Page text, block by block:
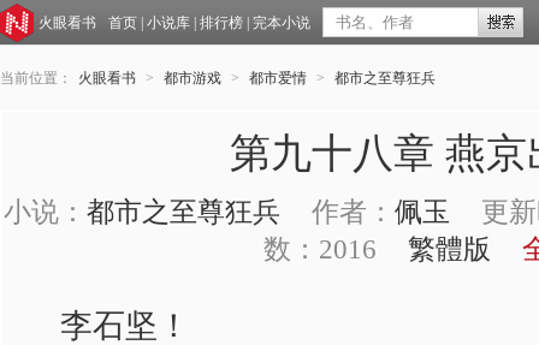
火眼看书 首页 小说库 排行榜 完本小说
当前位置： 火眼看书 > 都市游戏 > 都市爱情 > 都市之至尊狂兵
第九十八章 燕
小说： 都市之至尊狂兵 作者： 佩玉
更
数：2016
繁體版
李石坚！